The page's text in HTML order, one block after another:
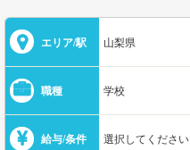
エリア/駅 山梨県
職種 学校
給与/条件 選択してください